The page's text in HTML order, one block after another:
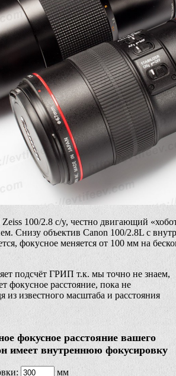
Zeiss 100/2.8 c/y, честно двигающий
Снизу объектив Canon 100/2.8L с
фокусное меняется от 100 мм на
подсчёт ГРИП т.к. мы точно не знаем,
фокусное расстояние, пока не
из известного масштаба и расстояния
фокусное расстояние вашего
имеет внутреннюю фокусировку
мм